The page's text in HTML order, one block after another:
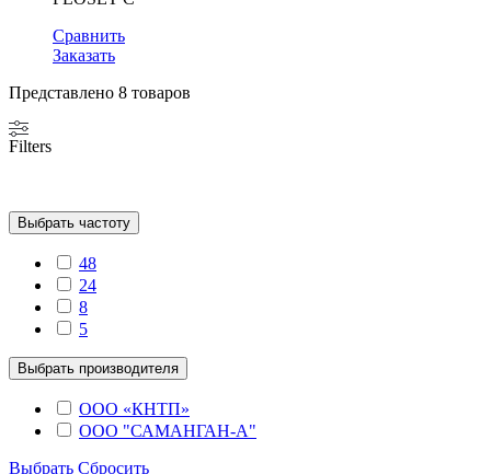
Сравнить
Заказать
Представлено 8 товаров
Filters
Выбрать частоту
48
24
8
5
Выбрать производителя
ООО «КНТП»
OOO "САМАНГАН-А"
Выбрать Сбросить